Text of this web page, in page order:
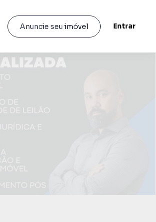
Anuncie seu imóvel Entrar